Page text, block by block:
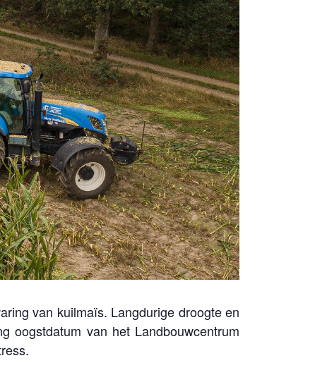
van kuilmaïs. Langdurige droogte en
oogstdatum van het Landbouwcentrum